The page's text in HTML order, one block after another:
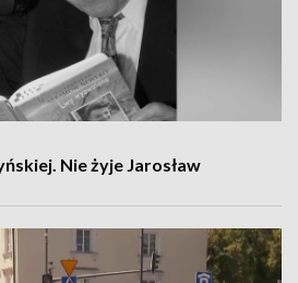
Nie żyje Jarosław